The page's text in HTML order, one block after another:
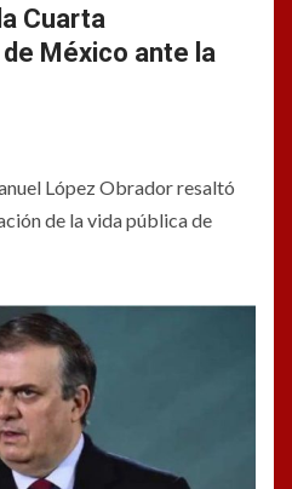
Cuarta
México ante la
López Obrador resaltó
de la vida pública de